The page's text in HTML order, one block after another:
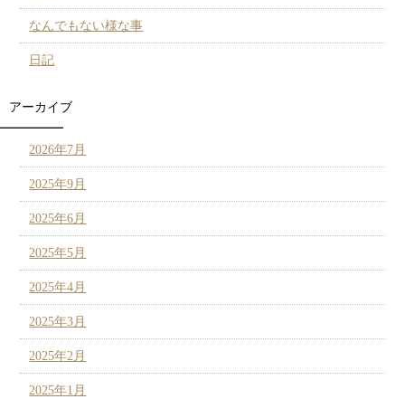
なんでもない様な事
日記
アーカイブ
2026年7月
2025年9月
2025年6月
2025年5月
2025年4月
2025年3月
2025年2月
2025年1月